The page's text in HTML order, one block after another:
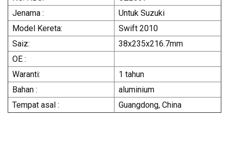
Jenama :
Untuk Suzuki
Model Kereta:
Swift 2010
Saiz:
38x235x216.7mm
OE :
Waranti:
1 tahun
Bahan :
aluminium
Tempat asal :
Guangdong, China